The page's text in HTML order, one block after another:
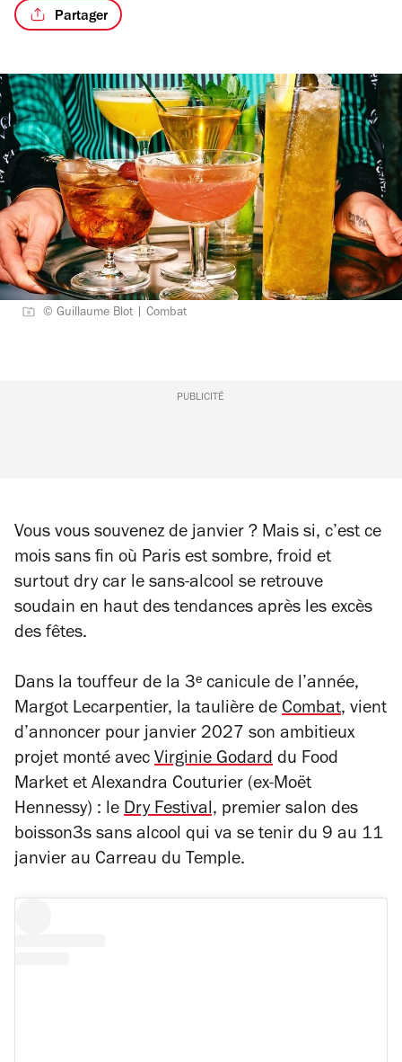
Partager
© Guillaume Blot | Combat
PUBLICITÉ
Vous vous souvenez de janvier ? Mais si, c’est ce
mois sans fin où Paris est sombre, froid et
surtout dry car le sans-alcool se retrouve
soudain en haut des tendances après les excès
des fêtes.
Dans la touffeur de la 3ᵉ canicule de l’année,
Margot Lecarpentier, la taulière de Combat, vient
d’annoncer pour janvier 2027 son ambitieux
projet monté avec Virginie Godard du Food
Market et Alexandra Couturier (ex-Moët
Hennessy) : le Dry Festival, premier salon des
boisson3s sans alcool qui va se tenir du 9 au 11
janvier au Carreau du Temple.